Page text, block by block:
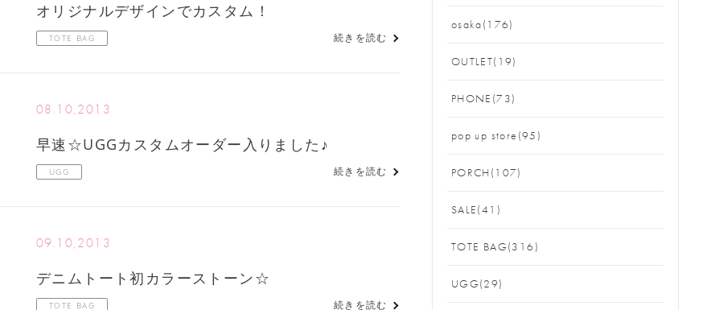
オリジナルデザインでカスタム！
TOTE BAG 続きを読む
08.10,2013
早速☆UGGカスタムオーダー入りました♪
UGG 続きを読む
09.10,2013
デニムトート初カラーストーン☆
TOTE BAG 続きを読む
osaka(176)
OUTLET(19)
PHONE(73)
pop up store(95)
PORCH(107)
SALE(41)
TOTE BAG(316)
UGG(29)